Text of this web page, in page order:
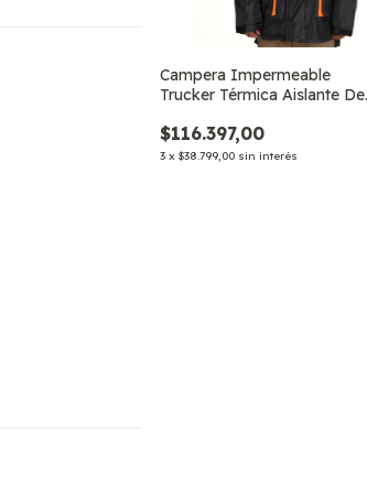
Campera Impermeable
Trucker Térmica Aislante De
$116.397,00
3 x$38.799,00 sin interés